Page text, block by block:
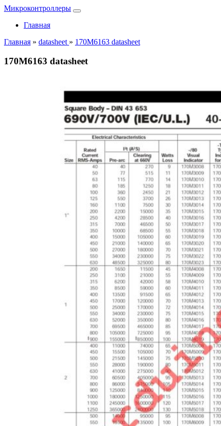
Микроконтроллеры
Главная
Главная » datasheet » 170M6163 datasheet
170M6163 datasheet